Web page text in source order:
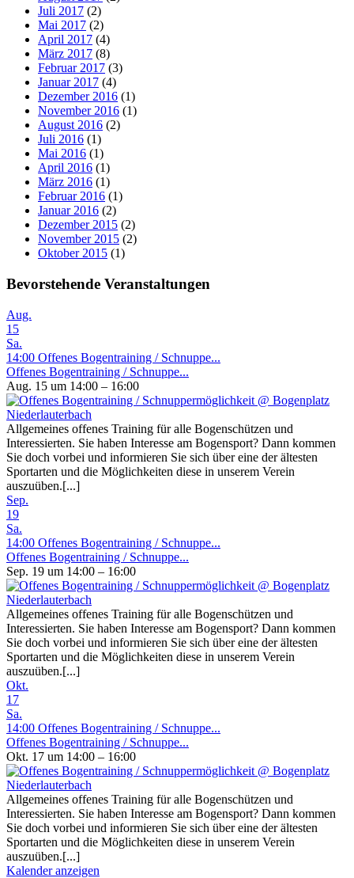
Juli 2017 (2)
Mai 2017 (2)
April 2017 (4)
März 2017 (8)
Februar 2017 (3)
Januar 2017 (4)
Dezember 2016 (1)
November 2016 (1)
August 2016 (2)
Juli 2016 (1)
Mai 2016 (1)
April 2016 (1)
März 2016 (1)
Februar 2016 (1)
Januar 2016 (2)
Dezember 2015 (2)
November 2015 (2)
Oktober 2015 (1)
Bevorstehende Veranstaltungen
Aug.
15
Sa.
14:00 Offenes Bogentraining / Schnuppe...
Offenes Bogentraining / Schnuppe...
Aug. 15 um 14:00 – 16:00
Allgemeines offenes Training für alle Bogenschützen und
Interessierten. Sie haben Interesse am Bogensport? Dann kommen
Sie doch vorbei und informieren Sie sich über eine der ältesten
Sportarten und die Möglichkeiten diese in unserem Verein
auszuüben.[...]
Sep.
19
Sa.
14:00 Offenes Bogentraining / Schnuppe...
Offenes Bogentraining / Schnuppe...
Sep. 19 um 14:00 – 16:00
Allgemeines offenes Training für alle Bogenschützen und
Interessierten. Sie haben Interesse am Bogensport? Dann kommen
Sie doch vorbei und informieren Sie sich über eine der ältesten
Sportarten und die Möglichkeiten diese in unserem Verein
auszuüben.[...]
Okt.
17
Sa.
14:00 Offenes Bogentraining / Schnuppe...
Offenes Bogentraining / Schnuppe...
Okt. 17 um 14:00 – 16:00
Allgemeines offenes Training für alle Bogenschützen und
Interessierten. Sie haben Interesse am Bogensport? Dann kommen
Sie doch vorbei und informieren Sie sich über eine der ältesten
Sportarten und die Möglichkeiten diese in unserem Verein
auszuüben.[...]
Kalender anzeigen